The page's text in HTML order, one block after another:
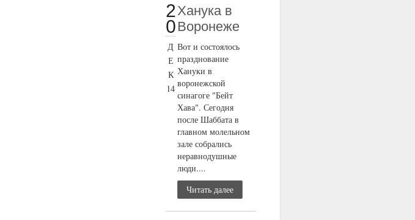
2
0
Д
Е
К
14
Ханука в
Воронеже
Вот и состоялось
празднование
Хануки в
воронежской
синагоге "Бейт
Хава". Сегодня
после Шаббата в
главном молельном
зале собрались
неравнодушные
люди....
Читать далее